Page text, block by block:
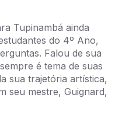
Tupinambá ainda
do 4º Ano,
Falou de sua
é tema de suas
sua trajetória artística,
seu mestre, Guignard,